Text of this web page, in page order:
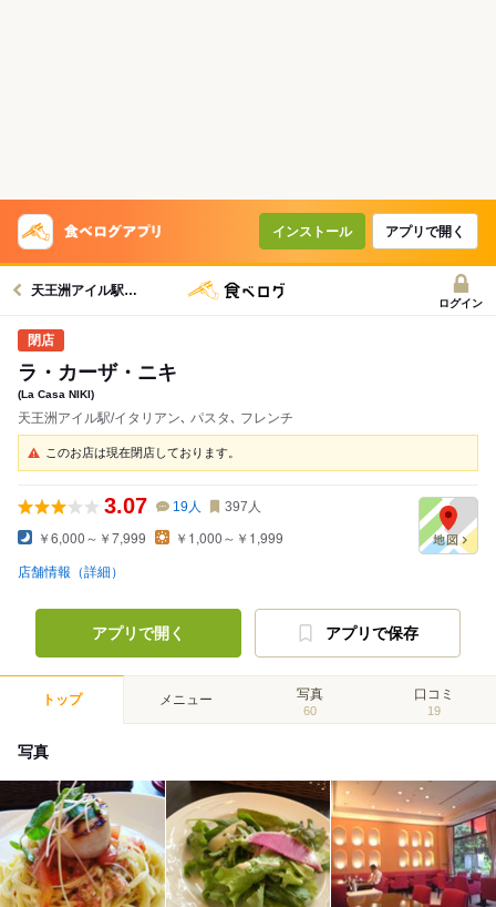
インストール アプリで開く
天王洲アイル駅グルメへ
ログイン
ラ・カーザ・ニキ
(La Casa NIKI)
天王洲アイル駅/イタリアン､ パスタ､ フレンチ
このお店は現在閉店しております。
3.07 19人 397 人
￥6,000～￥7,999 ￥1,000～￥1,999
店舗情報（詳細）
アプリで開く アプリで保存
トップ メニュー 写真
60
口コミ
19
写真